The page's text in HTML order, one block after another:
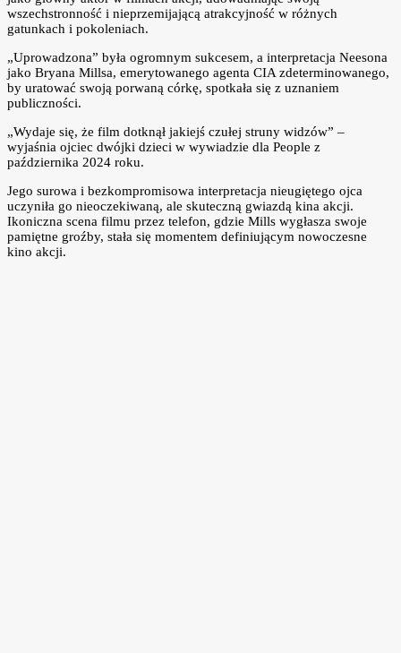
wszechstronność i nieprzemijającą atrakcyjność w różnych
gatunkach i pokoleniach.
„Uprowadzona” była ogromnym sukcesem, a interpretacja Neesona
jako Bryana Millsa, emerytowanego agenta CIA zdeterminowanego,
by uratować swoją porwaną córkę, spotkała się z uznaniem
publiczności.
„Wydaje się, że film dotknął jakiejś czułej struny widzów” –
wyjaśnia ojciec dwójki dzieci w wywiadzie dla People z
października 2024 roku.
Jego surowa i bezkompromisowa interpretacja nieugiętego ojca
uczyniła go nieoczekiwaną, ale skuteczną gwiazdą kina akcji.
Ikoniczna scena filmu przez telefon, gdzie Mills wygłasza swoje
pamiętne groźby, stała się momentem definiującym nowoczesne
kino akcji.